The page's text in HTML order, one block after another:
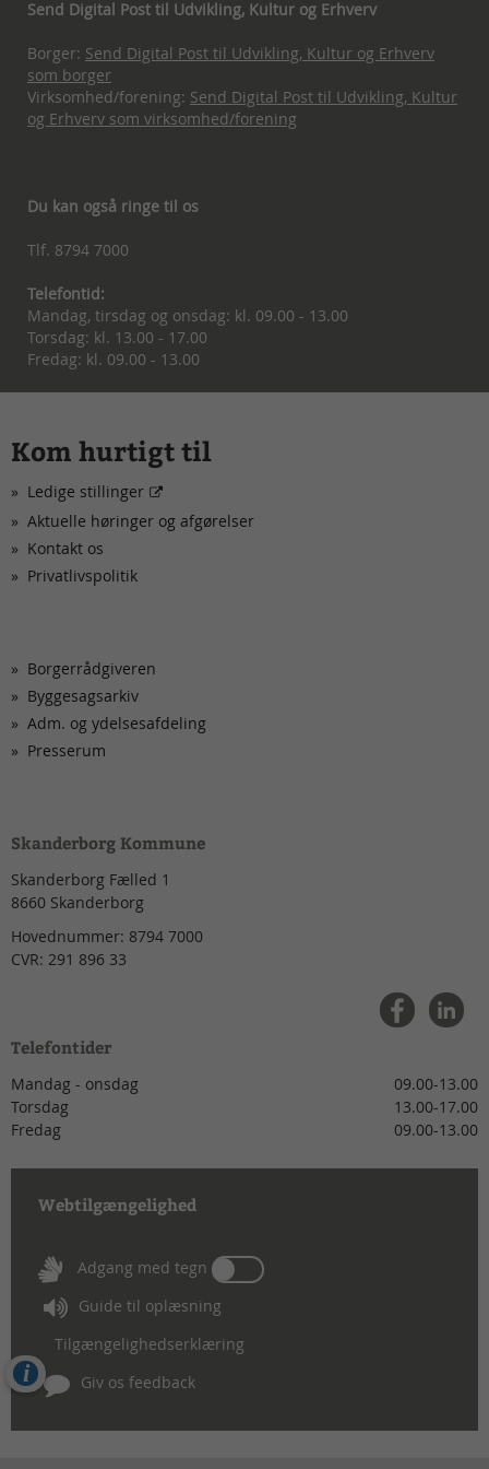
Send Digital Post til Udvikling, Kultur og Erhverv
Borger: Send Digital Post til Udvikling, Kultur og Erhverv
som borger
Virksomhed/forening: Send Digital Post til Udvikling, Kultur
og Erhverv som virksomhed/forening
Du kan også ringe til os
Tlf. 8794 7000
Telefontid:
Mandag, tirsdag og onsdag: kl. 09.00 - 13.00
Torsdag: kl. 13.00 - 17.00
Fredag: kl. 09.00 - 13.00
Kom hurtigt til
Ledige stillinger
Aktuelle høringer og afgørelser
Kontakt os
Privatlivspolitik
Borgerrådgiveren
Byggesagsarkiv
Adm. og ydelsesafdeling
Presserum
Skanderborg Kommune
Skanderborg Fælled 1
8660 Skanderborg
Hovednummer: 8794 7000
CVR: 291 896 33
Telefontider
Mandag - onsdag
09.00-13.00
Torsdag
13.00-17.00
Fredag
09.00-13.00
Webtilgængelighed
Adgang med tegn Tænd
eller
sluk
for
Adgang
Guide til oplæsning
Tilgængelighedserklæring
Giv os feedback
Cookies